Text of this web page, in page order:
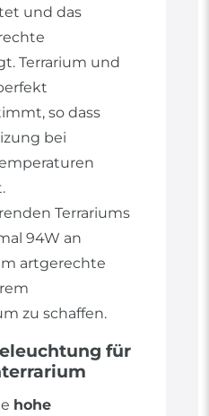
und das
Terrarium und
so dass
bei
Terrariums
94W an
artgerechte
zu schaffen.
für
hohe